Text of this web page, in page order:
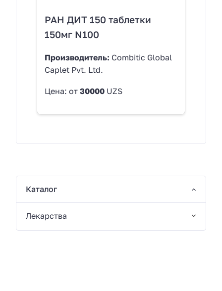
РАН ДИТ 150 таблетки
150мг N100
Производитель: Combitic Global
Caplet Pvt. Ltd.
Цена: от 30000 UZS
Каталог
Лекарства